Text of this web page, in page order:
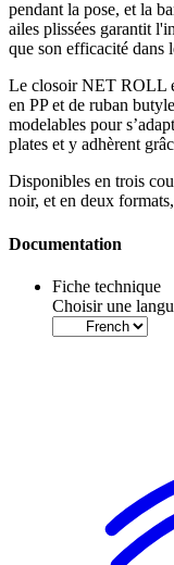
pendant la pose, et la
ailes plissées garantit
que son efficacité dans
Le closoirNET ROLL
en PP et de ruban
modelables pour
plates et y adhèrent
Disponibles en trois
noir, et en deux
Documentation
Fiche technique
Choisir une